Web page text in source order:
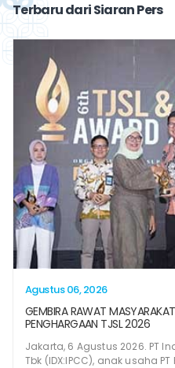
Terbaru dari Siaran Pers
Agustus 06, 2026
GEMBIRA RAWAT
PENGHARGAAN TJSL 2026
Jakarta, 6 Agustus 2026. PT
Tbk (IDX:IPCC), anak usaha PT